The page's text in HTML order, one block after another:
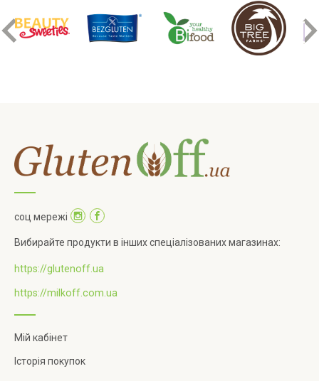
соц мережі
Вибирайте продукти в інших спеціалізованих магазинах:
https://glutenoff.ua
https://milkoff.com.ua
Мій кабінет
Історія покупок